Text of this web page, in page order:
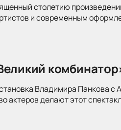
столетию
и современным
Владимира Панкова
актеров делают этот